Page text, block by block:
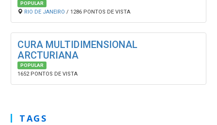
POPULAR
RIO DE JANEIRO / 1286 PONTOS DE VISTA
CURA MULTIDIMENSIONAL
ARCTURIANA
POPULAR
1652 PONTOS DE VISTA
TAGS